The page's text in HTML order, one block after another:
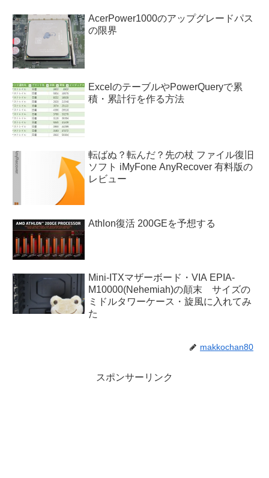
AcerPower1000のアップグレードパス
の限界
ExcelのテーブルやPowerQueryで累
積・累計行を作る方法
転ばぬ？転んだ？先の杖 ファイル復旧
ソフト iMyFone AnyRecover 有料版の
レビュー
Athlon復活 200GEを予想する
Mini-ITXマザーボード・VIA EPIA-
M10000(Nehemiah)の顛末 サイズの
ミドルタワーケース・旋風に入れてみ
た
makkochan80
スポンサーリンク